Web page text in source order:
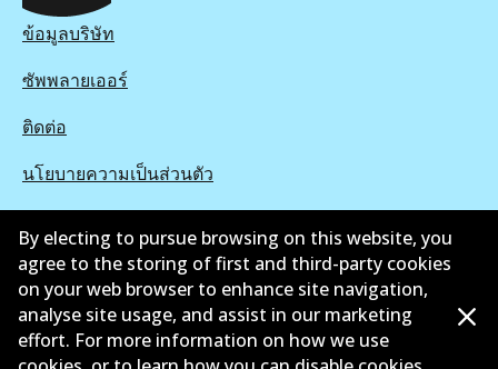
ข้อมูลบริษัท
ซัพพลายเออร์
ติดต่อ
นโยบายความเป็นส่วนตัว
ข้อกำหนดและเงื่อนไข
นโยบายการแจ้งเบาะแส
แคตตาล๊อก
By electing to pursue browsing on this website, you
agree to the storing of first and third-party cookies
on your web browser to enhance site navigation,
analyse site usage, and assist in our marketing
effort. For more information on how we use